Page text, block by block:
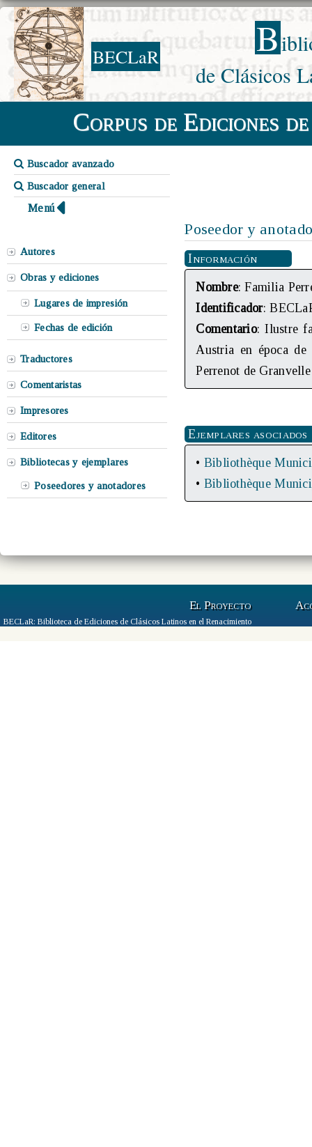
BECLaR B
de Clásicos
Corpus de Ediciones
Buscador avanzado
Buscador general
Menú
Autores
Obras y ediciones
Lugares de impresión
Fechas de edición
Traductores
Comentaristas
Impresores
Editores
Bibliotecas y ejemplares
Poseedores y anotadores
Poseedor y
Información
Nombre: Familia
Identificador:
Comentario: Ilustre
Austria en época
Perrenot de
Ejemplares asociados
• Bibliothèque
• Bibliothèque
El Proyecto
BECLaR: Biblioteca de Ediciones de Clásicos Latinos en el Renacimiento